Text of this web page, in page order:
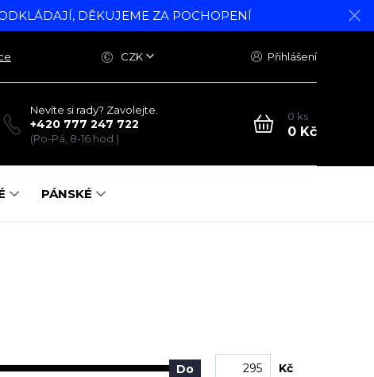
DĚKUJEME ZA POCHOPENÍ
CZK Přihlášení
Nevíte si rady? Zavolejte.
+420 777 247 722
(Po-Pá, 8-16 hod.)
0 ks
0 Kč
PÁNSKÉ
Do Kč